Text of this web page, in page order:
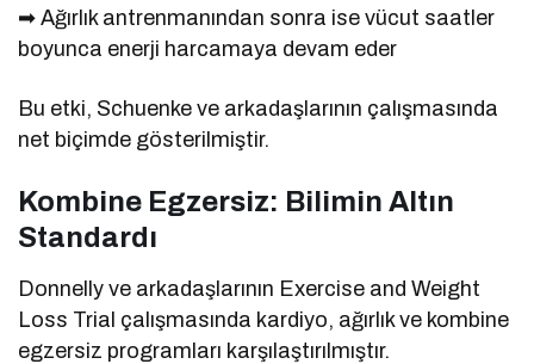
➡ Ağırlık antrenmanından sonra ise vücut saatler
boyunca enerji harcamaya devam eder
Bu etki, Schuenke ve arkadaşlarının çalışmasında
net biçimde gösterilmiştir.
Kombine Egzersiz: Bilimin Altın
Standardı
Donnelly ve arkadaşlarının Exercise and Weight
Loss Trial çalışmasında kardiyo, ağırlık ve kombine
egzersiz programları karşılaştırılmıştır.